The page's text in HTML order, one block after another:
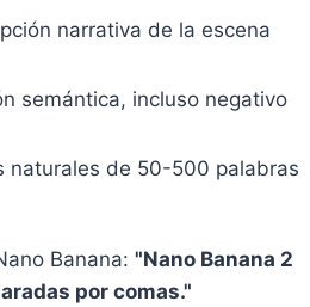
narrativa de la escena
semántica, incluso negativo
naturales de 50-500 palabras
Banana: "Nano Banana 2
por comas."